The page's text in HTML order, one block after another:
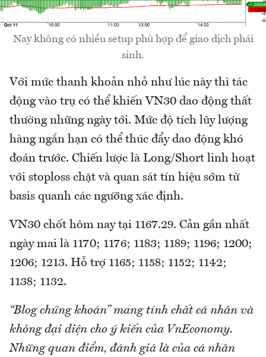
Nay không có nhiều setup phù hợp để giao dịch phái
sinh.
Với mức thanh khoản nhỏ như lúc này thì tác
động vào trụ có thể khiến VN30 dao động thất
thường những ngày tới. Mức độ tích lũy lượng
hàng ngắn hạn có thể thúc đẩy dao động khó
đoán trước. Chiến lược là Long/Short linh hoạt
với stoploss chặt và quan sát tín hiệu sớm từ
basis quanh các ngưỡng xác định.
VN30 chốt hôm nay tại 1167.29. Cản gần nhất
ngày mai là 1170; 1176; 1183; 1189; 1196; 1200;
1206; 1213. Hỗ trợ 1165; 1158; 1152; 1142;
1138; 1132.
“Blog chứng khoán” mang tính chất cá nhân và
không đại diện cho ý kiến của VnEconomy.
Những quan điểm, đánh giá là của cá nhân